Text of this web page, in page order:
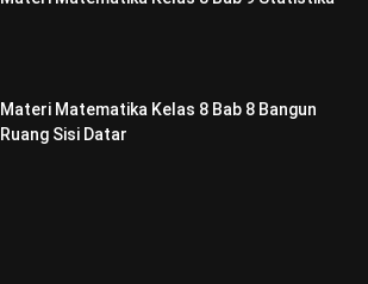
Materi Matematika Kelas 8 Bab 8 Bangun
Ruang Sisi Datar